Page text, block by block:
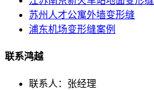
苏州人才公寓外墙变形缝
浦东机场变形缝案例
联系鸿越
联系人：张经理